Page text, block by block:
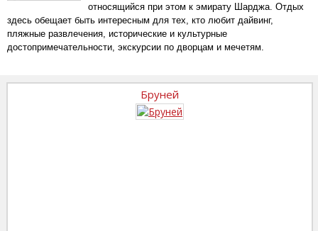
относящийся при этом к эмирату Шарджа. Отдых
здесь обещает быть интересным для тех, кто любит дайвинг,
пляжные развлечения, исторические и культурные
достопримечательности, экскурсии по дворцам и мечетям.
Бруней